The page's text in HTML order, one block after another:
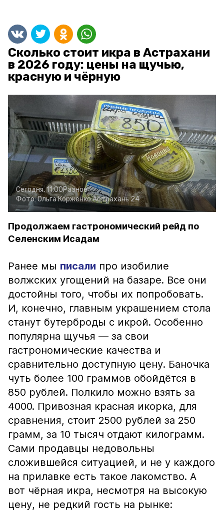
Сколько стоит икра в Астрахани
в 2026 году: цены на щучью,
красную и чёрную
Сегодня, 11:00Разное
Фото:Ольга КорженкоАстрахань 24
Продолжаем гастрономический рейд по
Селенским Исадам
Ранее мы писали про изобилие
волжских угощений на базаре. Все они
достойны того, чтобы их попробовать.
И, конечно, главным украшением стола
станут бутерброды с икрой. Особенно
популярна щучья — за свои
гастрономические качества и
сравнительно доступную цену. Баночка
чуть более 100 граммов обойдётся в
850 рублей. Полкило можно взять за
4000. Привозная красная икорка, для
сравнения, стоит 2500 рублей за 250
грамм, за 10 тысяч отдают килограмм.
Сами продавцы недовольны
сложившейся ситуацией, и не у каждого
на прилавке есть такое лакомство. А
вот чёрная икра, несмотря на высокую
цену, не редкий гость на рынке: